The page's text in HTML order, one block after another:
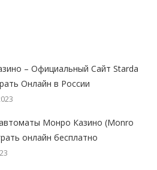
– Официальный Сайт Starda
Онлайн в России
Монро Казино (Monro
онлайн бесплатно